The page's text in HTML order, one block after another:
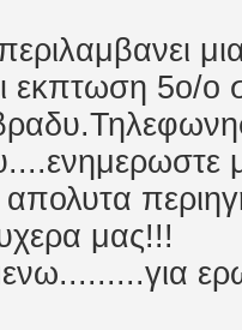
εκπτωση 5ο/
μας!!!